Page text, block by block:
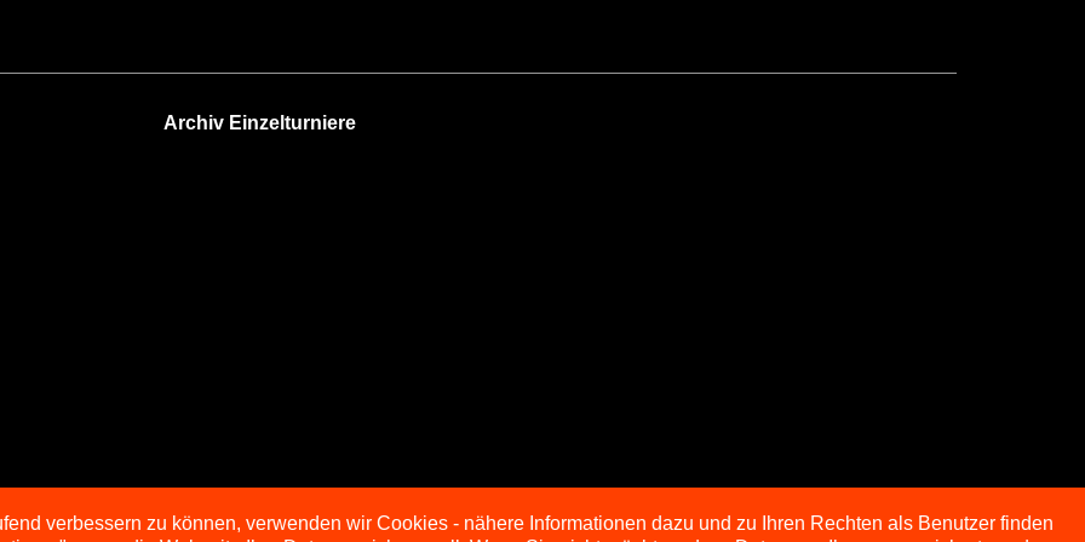
Archiv Einzelturniere
verbessern zu können, verwenden wir Cookies - nähere Informationen dazu und zu Ihren Rechten als Benutzer finden